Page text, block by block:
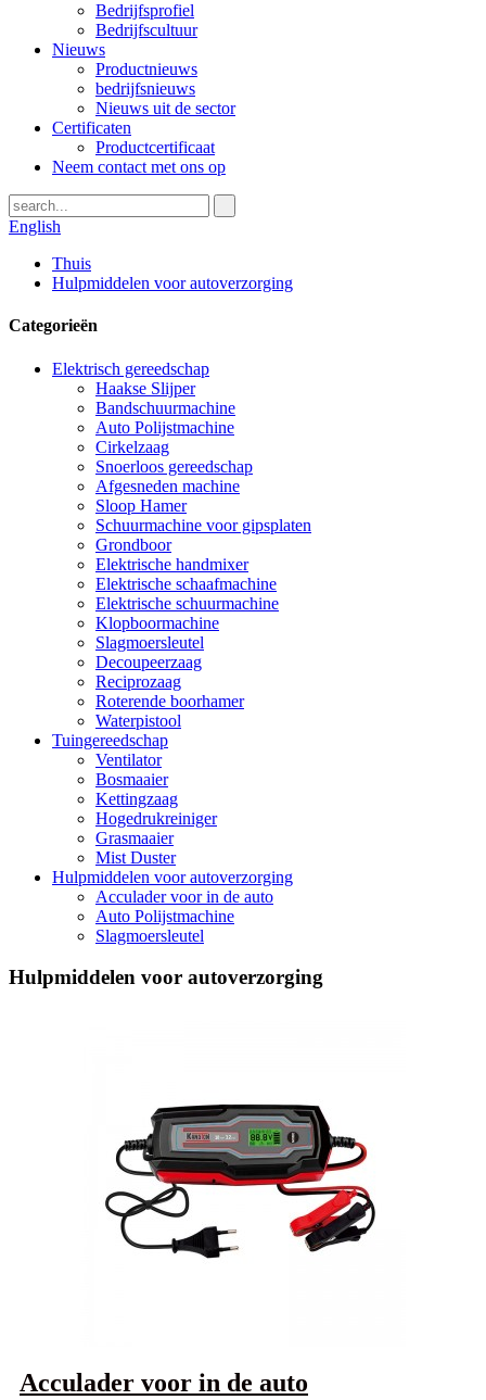
Bedrijfsprofiel
Bedrijfscultuur
Nieuws
Productnieuws
bedrijfsnieuws
Nieuws uit de sector
Certificaten
Productcertificaat
Neem contact met ons op
English
Thuis
Hulpmiddelen voor autoverzorging
Categorieën
Elektrisch gereedschap
Haakse Slijper
Bandschuurmachine
Auto Polijstmachine
Cirkelzaag
Snoerloos gereedschap
Afgesneden machine
Sloop Hamer
Schuurmachine voor gipsplaten
Grondboor
Elektrische handmixer
Elektrische schaafmachine
Elektrische schuurmachine
Klopboormachine
Slagmoersleutel
Decoupeerzaag
Reciprozaag
Roterende boorhamer
Waterpistool
Tuingereedschap
Ventilator
Bosmaaier
Kettingzaag
Hogedrukreiniger
Grasmaaier
Mist Duster
Hulpmiddelen voor autoverzorging
Acculader voor in de auto
Auto Polijstmachine
Slagmoersleutel
Hulpmiddelen voor autoverzorging
Acculader voor in de auto